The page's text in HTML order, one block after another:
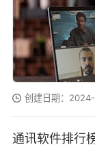
创建日期：2024-
通讯软件排行